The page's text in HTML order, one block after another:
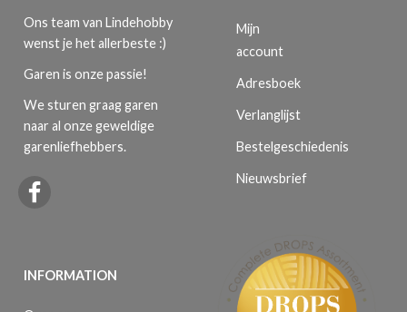
Ons team van Lindehobby
wenst je het allerbeste :)
Garen is onze passie!
We sturen graag garen
naar al onze geweldige
garenliefhebbers.
INFORMATION
Mijn
account
Adresboek
Verlanglijst
Bestelgeschiedenis
Nieuwsbrief